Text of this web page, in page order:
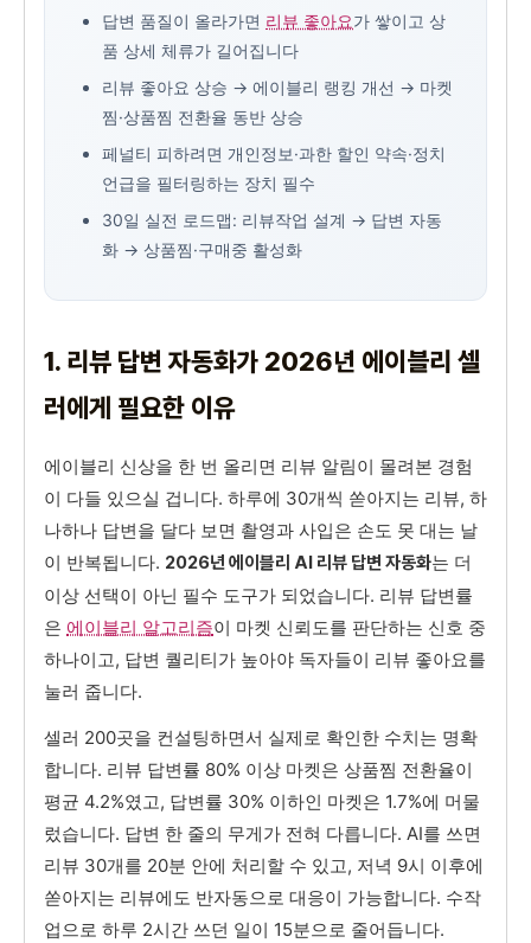
답변 품질이 올라가면 리뷰 좋아요가 쌓이고 상
품 상세 체류가 길어집니다
리뷰 좋아요 상승 → 에이블리 랭킹 개선 → 마켓
찜·상품찜 전환율 동반 상승
페널티 피하려면 개인정보·과한 할인 약속·정치
언급을 필터링하는 장치 필수
30일 실전 로드맵: 리뷰작업 설계 → 답변 자동
화 → 상품찜·구매중 활성화
1. 리뷰 답변 자동화가 2026년 에이블리 셀
러에게 필요한 이유
에이블리 신상을 한 번 올리면 리뷰 알림이 몰려본 경험
이 다들 있으실 겁니다. 하루에 30개씩 쏟아지는 리뷰, 하
나하나 답변을 달다 보면 촬영과 사입은 손도 못 대는 날
이 반복됩니다. 2026년 에이블리 AI 리뷰 답변 자동화는 더
이상 선택이 아닌 필수 도구가 되었습니다. 리뷰 답변률
은 에이블리 알고리즘이 마켓 신뢰도를 판단하는 신호 중
하나이고, 답변 퀄리티가 높아야 독자들이 리뷰 좋아요를
눌러 줍니다.
셀러 200곳을 컨설팅하면서 실제로 확인한 수치는 명확
합니다. 리뷰 답변률 80% 이상 마켓은 상품찜 전환율이
평균 4.2%였고, 답변률 30% 이하인 마켓은 1.7%에 머물
렀습니다. 답변 한 줄의 무게가 전혀 다릅니다. AI를 쓰면
리뷰 30개를 20분 안에 처리할 수 있고, 저녁 9시 이후에
쏟아지는 리뷰에도 반자동으로 대응이 가능합니다. 수작
업으로 하루 2시간 쓰던 일이 15분으로 줄어듭니다.